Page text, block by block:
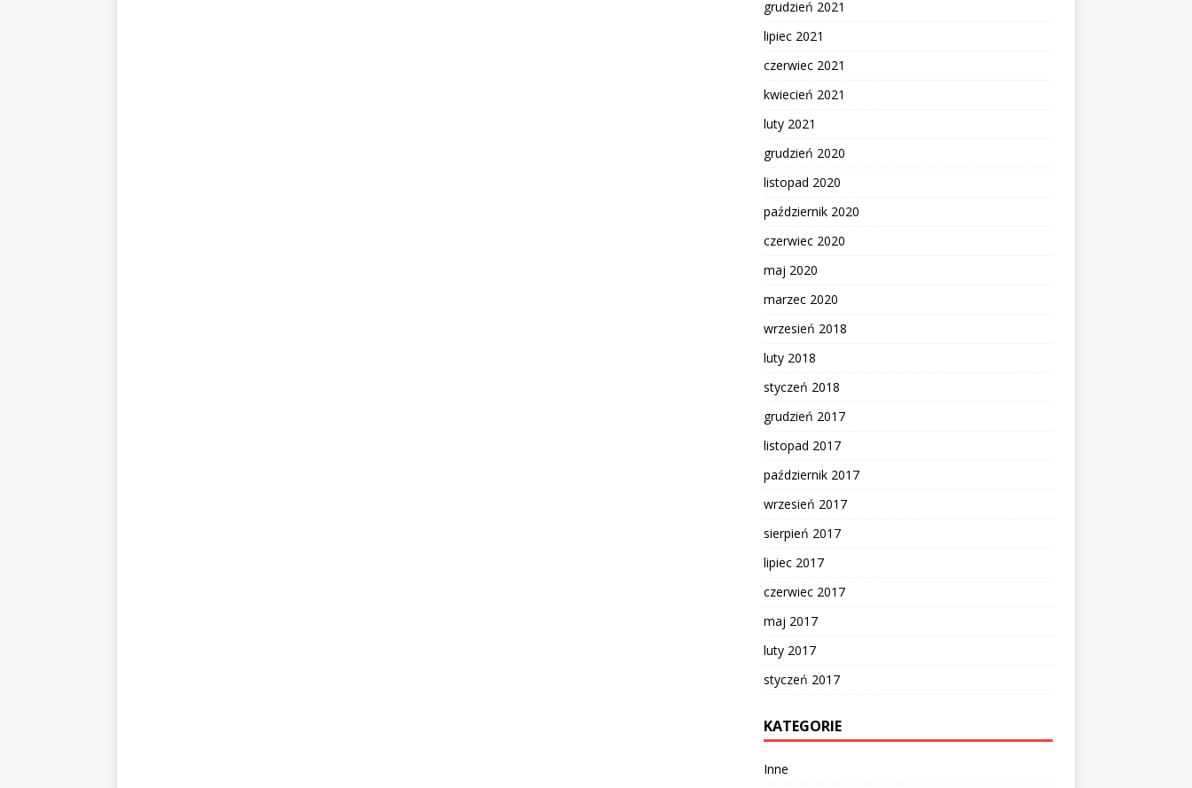
grudzień 2021
lipiec 2021
czerwiec 2021
kwiecień 2021
luty 2021
grudzień 2020
listopad 2020
październik 2020
czerwiec 2020
maj 2020
marzec 2020
wrzesień 2018
luty 2018
styczeń 2018
grudzień 2017
listopad 2017
październik 2017
wrzesień 2017
sierpień 2017
lipiec 2017
czerwiec 2017
maj 2017
luty 2017
styczeń 2017
KATEGORIE
Inne